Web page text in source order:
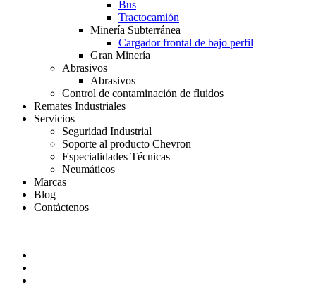
Bus
Tractocamión
Minería Subterránea
Cargador frontal de bajo perfil
Gran Minería
Abrasivos
Abrasivos
Control de contaminación de fluidos
Remates Industriales
Servicios
Seguridad Industrial
Soporte al producto Chevron
Especialidades Técnicas
Neumáticos
Marcas
Blog
Contáctenos